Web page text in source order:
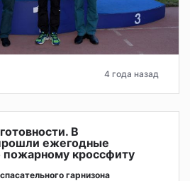
4 года назад
В
ежегодные
пожарному кроссфиту
гарнизона